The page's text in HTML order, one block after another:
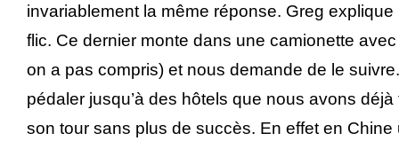
invariablement la même réponse. Greg
flic. Ce dernier monte dans une camionette
on a pas compris) et nous demande de le
pédaler jusqu’à des hôtels que nous avons
son tour sans plus de succès. En effet en Chine